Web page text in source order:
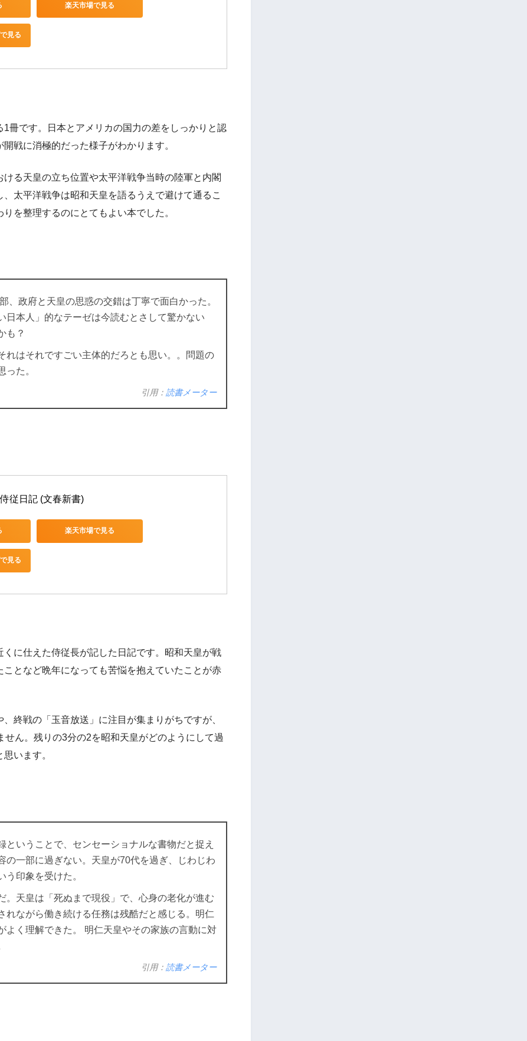
楽天市場で見る
見る
冊です。日本とアメリカの国力の差をしっかりと認
戦に消極的だった様子がわかります。
る天皇の立ち位置や太平洋戦争当時の陸軍と内閣
太平洋戦争は昭和天皇を語るうえで避けて通るこ
を整理するのにとてもよい本でした。
、政府と天皇の思惑の交錯は丁寧で面白かった。
日本人」的なテーゼは今読むとさして驚かない
も？
れはそれですごい主体的だろとも思い。。問題の
った。
引用： 読書メーター
従日記 (文春新書)
楽天市場で見る
見る
に仕えた侍従長が記した日記です。昭和天皇が戦
となど晩年になっても苦悩を抱えていたことが赤
終戦の「玉音放送」に注目が集まりがちですが、
ん。残りの3分の2を昭和天皇がどのようにして過
います。
いうことで、センセーショナルな書物だと捉え
の一部に過ぎない。天皇が70代を過ぎ、じわじわ
う印象を受けた。
。天皇は「死ぬまで現役」で、心身の老化が進む
れながら働き続ける任務は残酷だと感じる。明仁
よく理解できた。 明仁天皇やその家族の言動に対
引用： 読書メーター